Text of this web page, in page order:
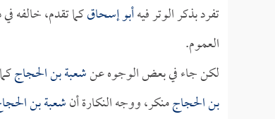
تفرد بذكر الوتر فيهأبو إسحاقكما تقدم، خالفه
العموم.
لكن جاء في بعض الوجوه عنشعبة بن الحجاج
بن الحجاجمنكر، ووجه النكارة أنشعبة بن